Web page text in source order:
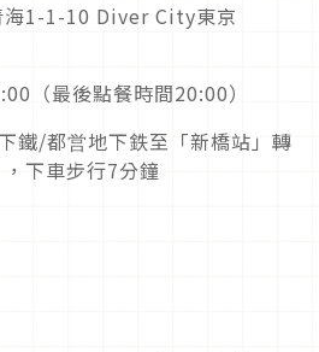
海1-1-10 Diver City東京
（最後點餐時間20:00）
鐵/都営地下鉄至「新橋站」轉
下車步行7分鐘